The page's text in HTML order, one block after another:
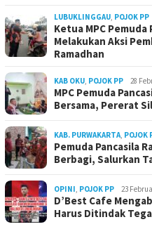
LUBUKLINGGAU, POJOK PP
Ketua MPC
Melakukan Aksi
Ramadhan
KAB OKU, POJOK PP 28
MPC Pemuda
Bersama, Pererat
KAB. PURWAKARTA, POJOK
Pemuda Pancasila
Berbagi, Salurkan
OPINI, POJOK PP 23
D’Best Cafe
Harus Ditindak